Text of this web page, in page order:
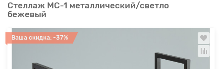
Стеллаж МС-1 металлический/светло
бежевый
Ваша скидка: -37%